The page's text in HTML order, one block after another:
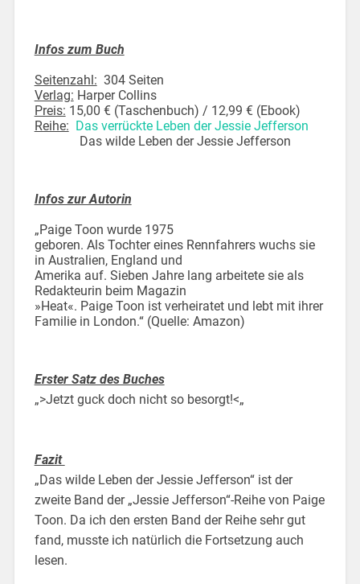
Infos zum Buch
Seitenzahl: 304 Seiten
Verlag: Harper Collins
Preis: 15,00 € (Taschenbuch) / 12,99 € (Ebook)
Reihe: Das verrückte Leben der Jessie Jefferson
Das wilde Leben der Jessie Jefferson
Infos zur Autorin
„Paige Toon wurde 1975
geboren. Als Tochter eines Rennfahrers wuchs sie
in Australien, England und
Amerika auf. Sieben Jahre lang arbeitete sie als
Redakteurin beim Magazin
»Heat«. Paige Toon ist verheiratet und lebt mit ihrer
Familie in London.“ (Quelle: Amazon)
Erster Satz des Buches
„>Jetzt guck doch nicht so besorgt!<„
Fazit
„Das wilde Leben der Jessie Jefferson“ ist der
zweite Band der „Jessie Jefferson“-Reihe von Paige
Toon. Da ich den ersten Band der Reihe sehr gut
fand, musste ich natürlich die Fortsetzung auch
lesen.